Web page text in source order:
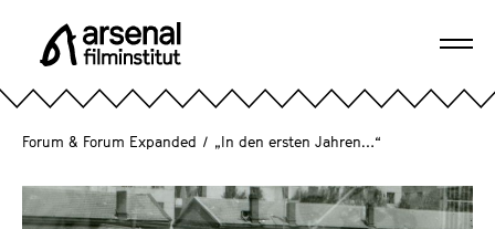
e r
s
n
a
Forum & Forum Expanded / „In den ersten Jahren…“